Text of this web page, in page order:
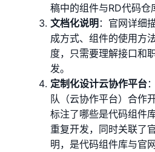
稿中的组件与RD代码仓
文档化说明 ：官网详细
成方式、组件的使用方
度，只需要理解接口和
发。
定制化设计云协作平台
队（云协作平台）合作
标注了哪些是代码组件
重复开发，同时关联了
明，是代码组件库与官